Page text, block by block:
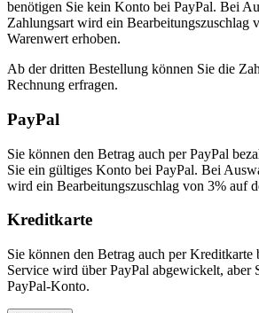
benötigen Sie kein Konto bei PayPal. Bei
Zahlungsart wird ein Bearbeitungszuschlag
Warenwert erhoben.
Ab der dritten Bestellung können Sie die
Rechnung erfragen.
PayPal
Sie können den Betrag auch per PayPal
Sie ein gültiges Konto bei PayPal. Bei
wird ein Bearbeitungszuschlag von 3% auf
Kreditkarte
Sie können den Betrag auch per Kreditkarte
Service wird über PayPal abgewickelt, aber
PayPal-Konto.